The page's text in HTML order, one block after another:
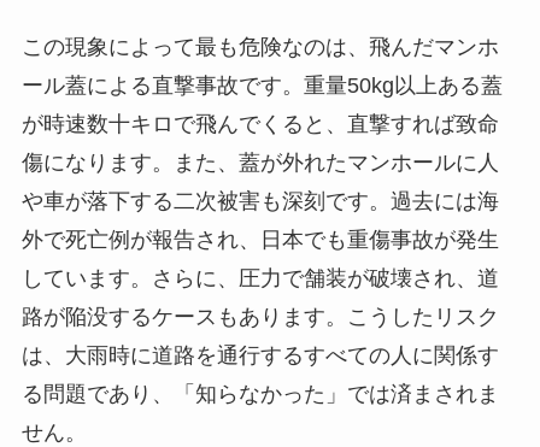
この現象によって最も危険なのは、飛んだマンホ
ール蓋による直撃事故です。重量50kg以上ある蓋
が時速数十キロで飛んでくると、直撃すれば致命
傷になります。また、蓋が外れたマンホールに人
や車が落下する二次被害も深刻です。過去には海
外で死亡例が報告され、日本でも重傷事故が発生
しています。さらに、圧力で舗装が破壊され、道
路が陥没するケースもあります。こうしたリスク
は、大雨時に道路を通行するすべての人に関係す
る問題であり、「知らなかった」では済まされま
せん。